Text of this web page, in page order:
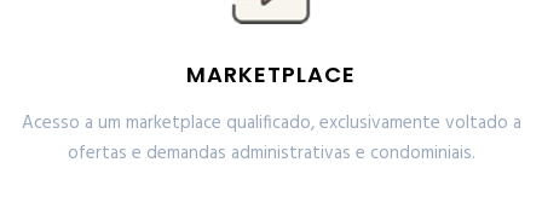
MARKETPLACE
Acesso a um marketplace qualificado, exclusivamente voltado a
ofertas e demandas administrativas e condominiais.